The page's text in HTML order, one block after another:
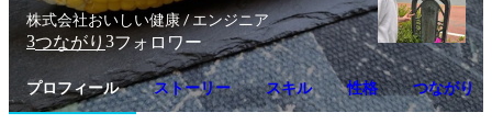
株式会社おいしい健康 / エンジニア
3つながり 3フォロワー
プロフィール ストーリー スキル 性格 つながり